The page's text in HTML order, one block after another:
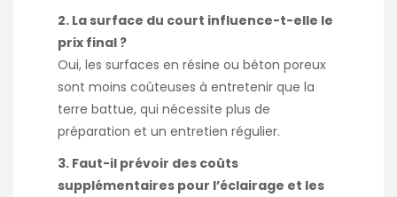
2. La surface du court influence-t-elle le
prix final ?
Oui, les surfaces en résine ou béton poreux
sont moins coûteuses à entretenir que la
terre battue, qui nécessite plus de
préparation et un entretien régulier.
3. Faut-il prévoir des coûts
supplémentaires pour l’éclairage et les